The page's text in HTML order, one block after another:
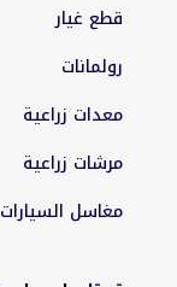
قطع غيار
رولمانات
معدات زراعية
مرشات زراعية
مغاسل السيارات